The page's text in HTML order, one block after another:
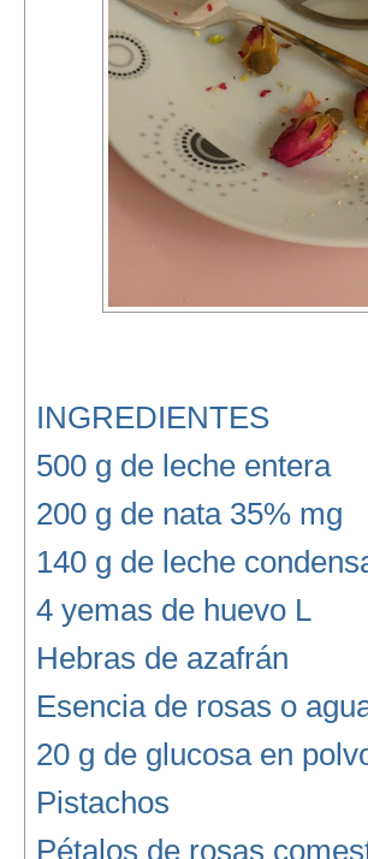
INGREDIENTES
500 g de leche entera
200 g de nata 35% mg
140 g de leche
4 yemas de huevo L
Hebras de azafrán
Esencia de rosas o
20 g de glucosa en
Pistachos
Pétalos de rosas